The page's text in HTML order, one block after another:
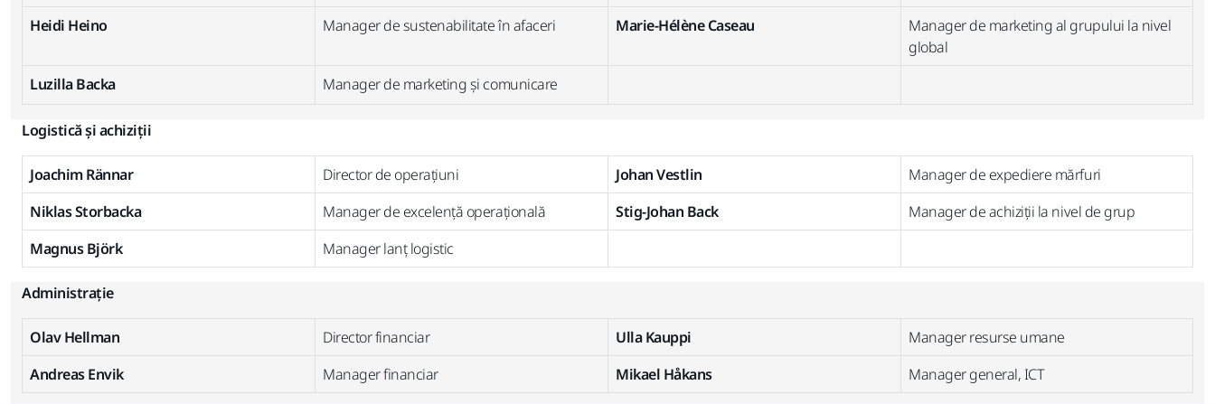
Heidi Heino
Manager de sustenabilitate în afaceri Marie-Hélène Caseau
Manager de marketing al grupului la nivel
global
Luzilla Backa
Manager de marketing și comunicare
Logistică și achiziții
Joachim Rännar Director de operațiuni Johan Vestlin
Manager de expediere mărfuri
Niklas Storbacka
Manager de excelență operațională Stig-Johan Back
Manager de achiziții la nivel de grup
Magnus Björk
Manager lanț logistic
Administrație
Olav Hellman Director financiar Ulla Kauppi
Manager resurse umane
Andreas Envik
Manager financiar Mikael Håkans Manager general, ICT